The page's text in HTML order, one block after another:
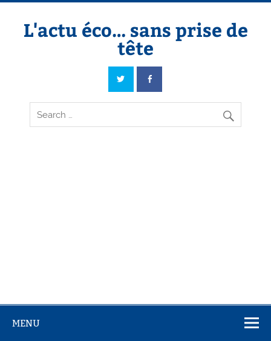
Skip
contentL'actu éco… sans prise de
tête
L'actu éco… sans prise de tête
MENU